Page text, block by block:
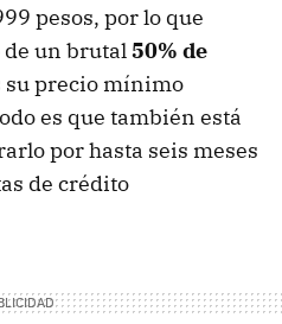
pesos, por lo que
un brutal50% de
su precio mínimo
es que también está
por hasta seis meses
de crédito